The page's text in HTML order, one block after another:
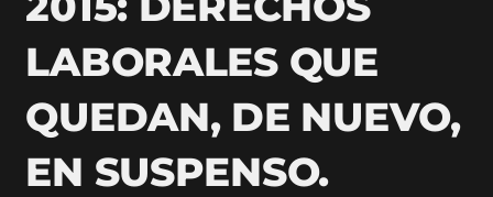
LABORALES QUE
QUEDAN, DE NUEVO,
EN SUSPENSO.